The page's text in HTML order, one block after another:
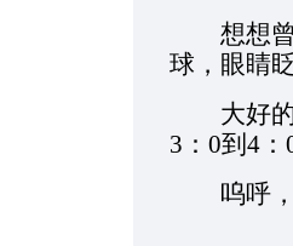
想想曾
球，眼睛
大好的
3：0到4
呜呼，